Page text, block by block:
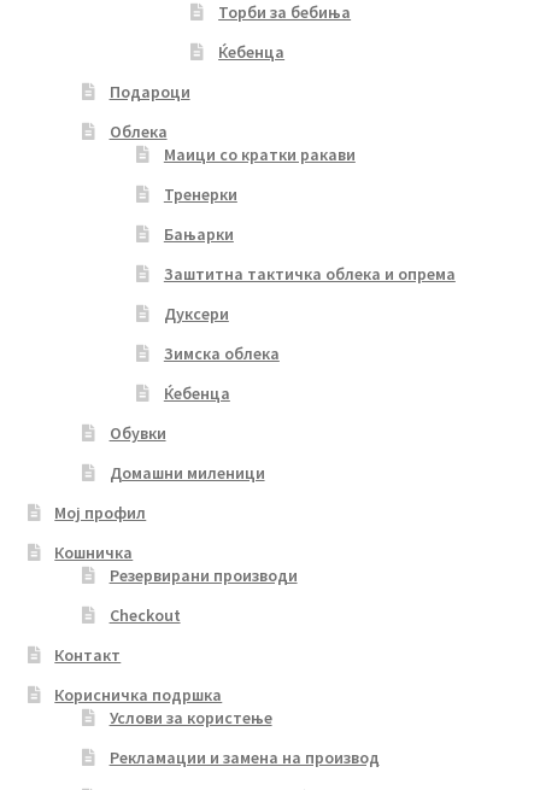
Торби за бебиња
Ќебенца
Подароци
Облека
Маици со кратки ракави
Тренерки
Бањарки
Заштитна тактичка облека и опрема
Дуксери
Зимска облека
Ќебенца
Обувки
Домашни миленици
Мој профил
Кошничка
Резервирани производи
Checkout
Контакт
Корисничка подршка
Услови за користење
Рекламации и замена на производ